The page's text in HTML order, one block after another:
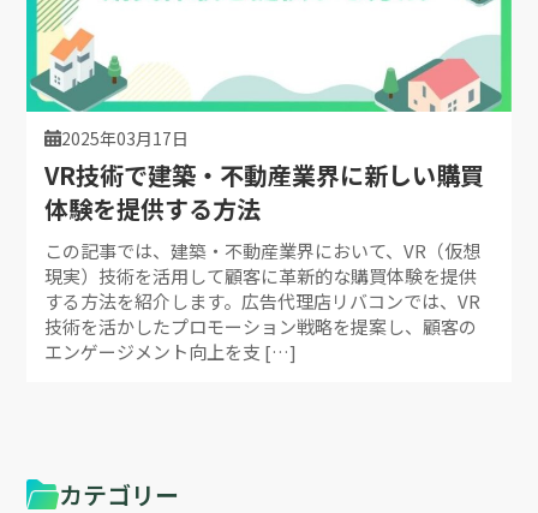
2025年03月17日
VR技術で建築・不動産業界に新しい購買
体験を提供する方法
この記事では、建築・不動産業界において、VR（仮想
現実）技術を活用して顧客に革新的な購買体験を提供
する方法を紹介します。広告代理店リバコンでは、VR
技術を活かしたプロモーション戦略を提案し、顧客の
エンゲージメント向上を支 […]
カテゴリー